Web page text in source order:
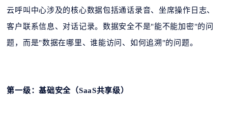
云呼叫中心涉及的核心数据包括通话录音、坐席操作日志、
客户联系信息、对话记录。数据安全不是"能不能加密"的问
题，而是"数据在哪里、谁能访问、如何追溯"的问题。
第一级：基础安全（SaaS共享级）